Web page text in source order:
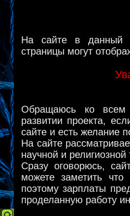
На сайте в данный
страницы могут
Обращаюсь ко
развитии проекта,
сайте и есть желание
На сайте
научной и религиозной
Сразу оговорюсь,
можете заметить
поэтому зарплаты
проделанную работу